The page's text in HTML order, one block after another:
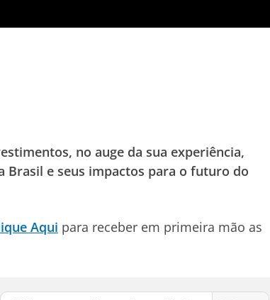
no auge da sua experiência,
Brasil e seus impactos para o futuro do
Aqui para receber em primeira mão as